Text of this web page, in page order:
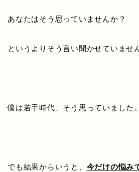
あなたはそう思っていませんか？
というよりそう言い聞かせていませ
僕は若手時代、そう思っていました。
でも結果からいうと、 今だけの悩み